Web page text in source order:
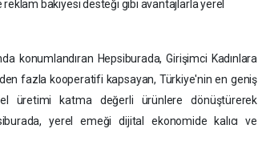
bakiyesi desteği gibi avantajlarla yerel
konumlandıran Hepsiburada, Girişimci Kadınlara
fazla kooperatifi kapsayan, Türkiye'nin en geniş
üretimi katma değerli ürünlere dönüştürerek
yerel emeği dijital ekonomide kalıcı ve